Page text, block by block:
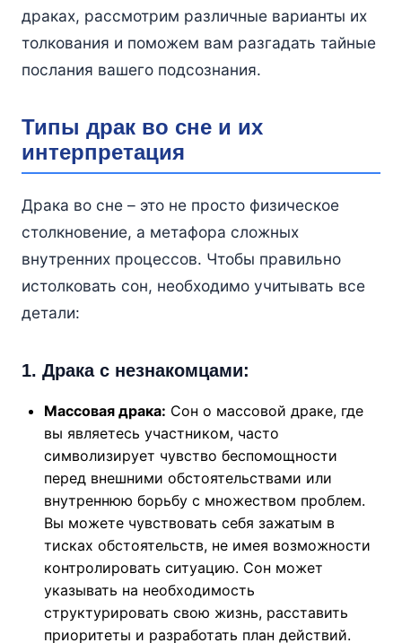
драках, рассмотрим различные варианты их
толкования и поможем вам разгадать тайные
послания вашего подсознания.
Типы драк во сне и их
интерпретация
Драка во сне – это не просто физическое
столкновение, а метафора сложных
внутренних процессов. Чтобы правильно
истолковать сон, необходимо учитывать все
детали:
1. Драка с незнакомцами:
Массовая драка: Сон о массовой драке, где
вы являетесь участником, часто
символизирует чувство беспомощности
перед внешними обстоятельствами или
внутреннюю борьбу с множеством проблем.
Вы можете чувствовать себя зажатым в
тисках обстоятельств, не имея возможности
контролировать ситуацию. Сон может
указывать на необходимость
структурировать свою жизнь, расставить
приоритеты и разработать план действий.